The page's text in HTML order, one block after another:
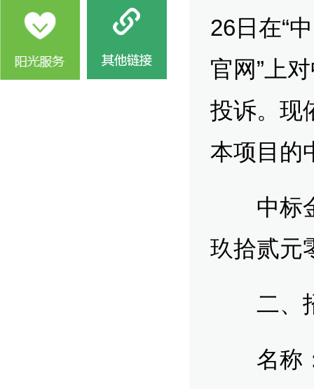
26日在“
官网”上
投诉。现
本项目的
中标金
玖拾贰元
二、招
名称：